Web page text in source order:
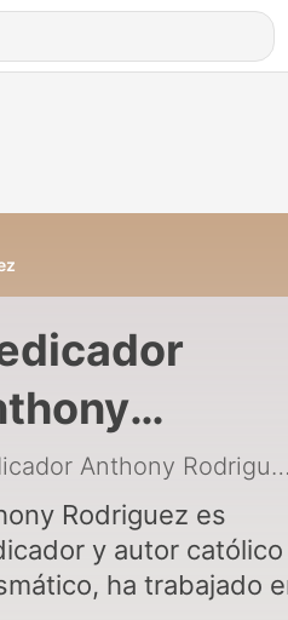
Predicador
Rodriguez es
y autor católico
ha trabajado